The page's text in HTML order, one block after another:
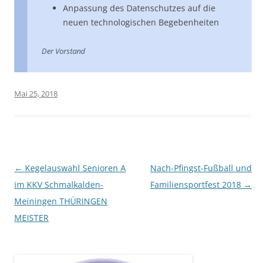
Anpassung des Datenschutzes auf die
neuen technologischen Begebenheiten
Der Vorstand
Mai 25, 2018
Beitragsnavigation
← Kegelauswahl Senioren A
im KKV Schmalkalden-
Meiningen THÜRINGEN
MEISTER
Nach-Pfingst-Fußball und
Familiensportfest 2018 →